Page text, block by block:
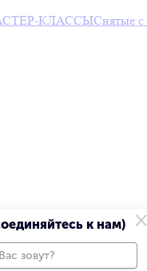
КЛАССЫСнятые с
×
к нам)